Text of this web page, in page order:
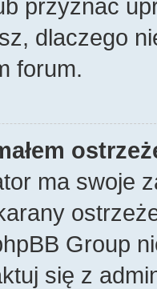
przyznać
dlaczego
forum.
ma swoje
Group
się z